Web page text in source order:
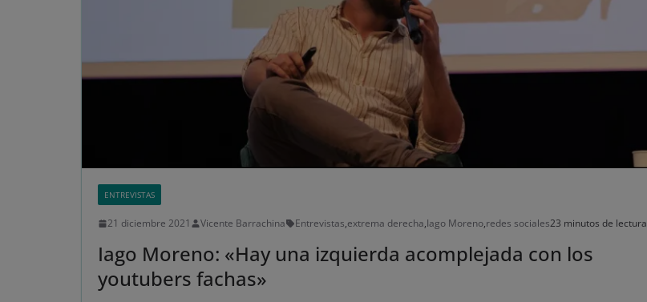
ENTREVISTAS
21 diciembre 2021 Vicente Barrachina Entrevistas,extrema derecha,Iago Moreno,redes sociales23 minutos de lectura
Iago Moreno: «Hay una izquierda acomplejada con los
youtubers fachas»